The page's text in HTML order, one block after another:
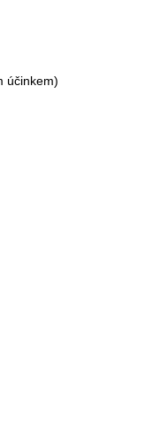
účinkem)